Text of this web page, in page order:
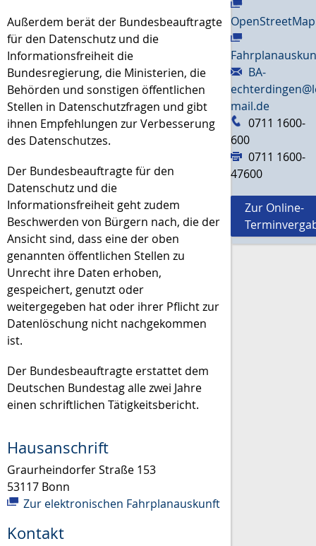
Außerdem berät der Bundesbeauftragte
für den Datenschutz und die
Informationsfreiheit die
Bundesregierung, die Ministerien, die
Behörden und sonstigen öffentlichen
Stellen in Datenschutzfragen und gibt
ihnen Empfehlungen zur Verbesserung
des Datenschutzes.
Der Bundesbeauftragte für den
Datenschutz und die
Informationsfreiheit geht zudem
Beschwerden von Bürgern nach, die der
Ansicht sind, dass eine der oben
genannten öffentlichen Stellen zu
Unrecht ihre Daten erhoben,
gespeichert, genutzt oder
weitergegeben hat oder ihrer Pflicht zur
Datenlöschung nicht nachgekommen
ist.
Der Bundesbeauftragte erstattet dem
Deutschen Bundestag alle zwei Jahre
einen schriftlichen Tätigkeitsbericht.
Hausanschrift
Graurheindorfer Straße 153
53117 Bonn
Zur elektronischen Fahrplanauskunft
Kontakt
OpenStreetMap
BA-
mail.de
0711 1600-
600
0711 1600-
47600
Zur Online-